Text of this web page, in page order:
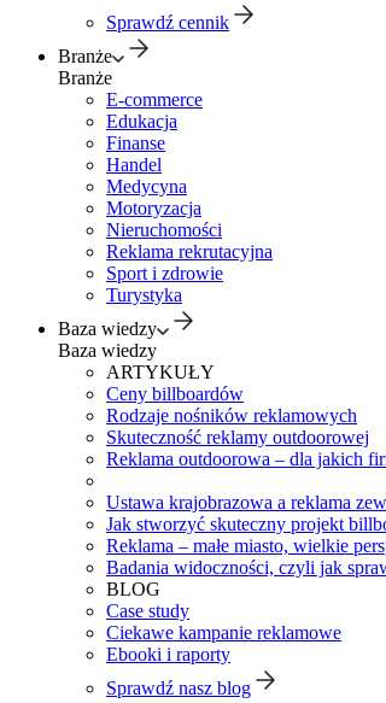
Sprawdź cennik
Branże
Branże
E-commerce
Edukacja
Finanse
Handel
Medycyna
Motoryzacja
Nieruchomości
Reklama rekrutacyjna
Sport i zdrowie
Turystyka
Baza wiedzy
Baza wiedzy
ARTYKUŁY
Ceny billboardów
Rodzaje nośników reklamowych
Skuteczność reklamy outdoorowej
Reklama outdoorowa – dla jakich
Ustawa krajobrazowa a reklama
Jak stworzyć skuteczny projekt
Reklama – małe miasto, wielkie
Badania widoczności, czyli jak
BLOG
Case study
Ciekawe kampanie reklamowe
Ebooki i raporty
Sprawdź nasz blog